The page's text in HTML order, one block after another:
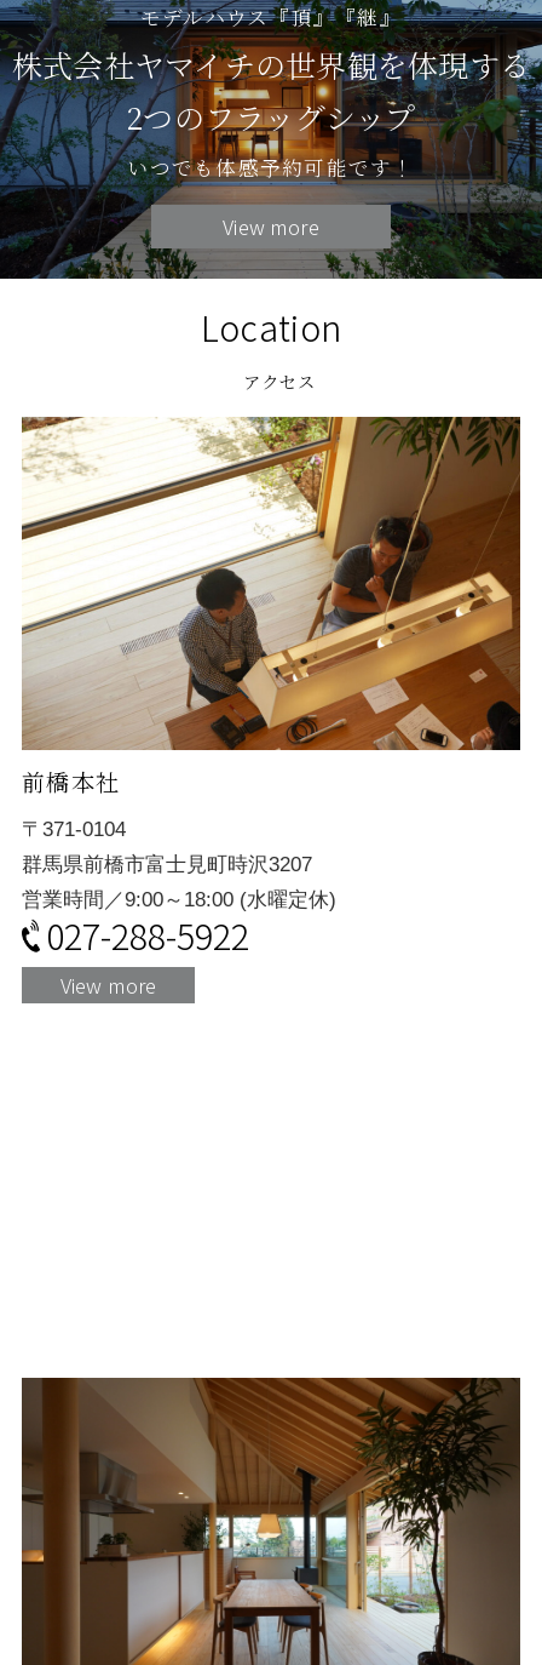
モデルハウス『頂』『継』
株式会社ヤマイチの世界観を体現する
2つのフラッグシップ
いつでも体感予約可能です！
View more
Location
アクセス
前橋本社
〒371-0104
群馬県前橋市富士見町時沢3207
営業時間／9:00～18:00 (水曜定休)
027-288-5922
View more